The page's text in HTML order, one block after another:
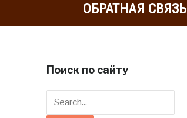
ОБРАТНАЯ СВЯЗЬ
Поиск по сайту